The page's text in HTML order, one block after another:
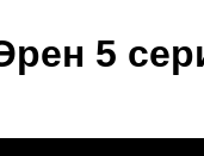
5
북5
북5